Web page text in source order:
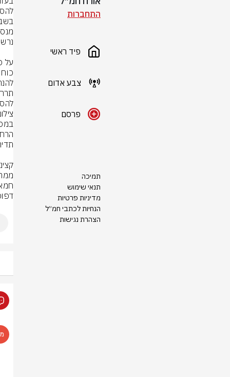
התחברות
פיד ראשי
צבע אדום
פרסם
תמיכה
תנאי שימוש
מדיניות פרטיות
הנחיות לכתבי חמ״ל
הצהרת נגישות